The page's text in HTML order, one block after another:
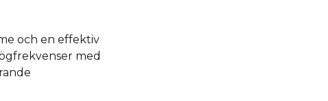
och en effektiv
med